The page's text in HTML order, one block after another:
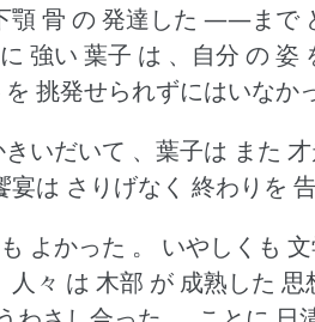
顎 骨 の 発達した ――まで
強い 葉子 は 、自分 の 姿
挑発せられずにはいなか
いだいて 、葉子は また
は さりげなく 終わりを 告
よかった 。
いやしくも
人々 は 木部 が 成熟した 思